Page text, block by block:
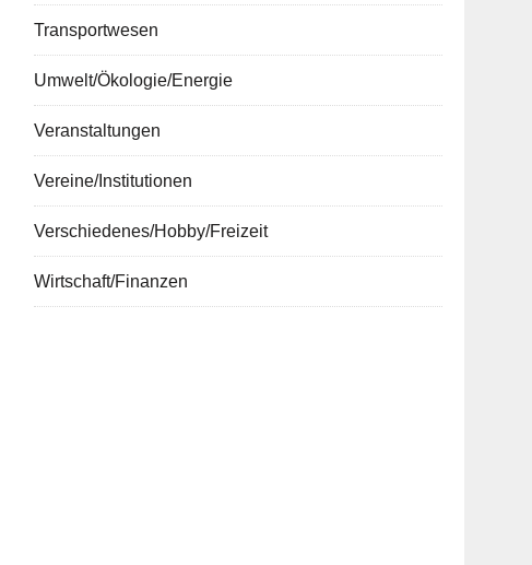
Transportwesen
Umwelt/Ökologie/Energie
Veranstaltungen
Vereine/Institutionen
Verschiedenes/Hobby/Freizeit
Wirtschaft/Finanzen